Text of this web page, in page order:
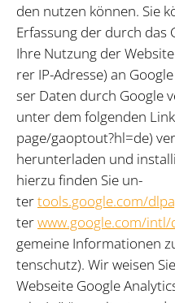
den nut­zen kön­nen. Sie
Er­fas­sung der durch das
Ihre Nut­zung der
rer IP-Adres­se) an
ser Da­ten durch Goog­le
un­ter dem fol­gen­den
pa­ge/​ga­op­tout?hl=de)
her­un­ter­la­den und
hier­zu fin­den Sie un­
tertools.google.com/
terwww.google.com/
ge­mei­ne In­for­ma­tio­nen
ten­schutz). Wir wei­sen
Web­sei­te Goog­le